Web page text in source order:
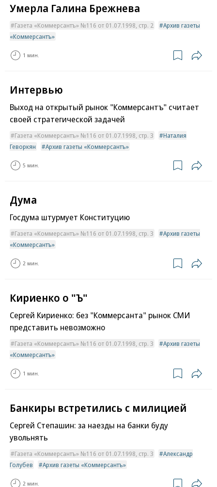
Умерла Галина Брежнева
Газета «Коммерсантъ» №116 от 01.07.1998, стр. 2
Архив газеты
«Коммерсантъ»
1 мин.
Интервью
Выход на открытый рынок "Коммерсантъ" считает
своей стратегической задачей
Газета «Коммерсантъ» №116 от 01.07.1998, стр. 3
Наталия
Геворкян
Архив газеты «Коммерсантъ»
5 мин.
Дума
Госдума штурмует Конституцию
Газета «Коммерсантъ» №116 от 01.07.1998, стр. 3
Архив газеты
«Коммерсантъ»
2 мин.
Кириенко о "Ъ"
Сергей Кириенко: без "Коммерсанта" рынок СМИ
представить невозможно
Газета «Коммерсантъ» №116 от 01.07.1998, стр. 3
Архив газеты
«Коммерсантъ»
1 мин.
Банкиры встретились с милицией
Сергей Степашин: за наезды на банки буду
увольнять
Газета «Коммерсантъ» №116 от 01.07.1998, стр. 3
Александр
Голубев
Архив газеты «Коммерсантъ»
2 мин.